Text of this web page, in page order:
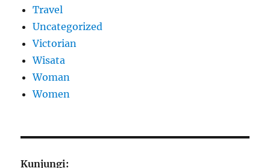
Travel
Uncategorized
Victorian
Wisata
Woman
Women
Kunjungi: